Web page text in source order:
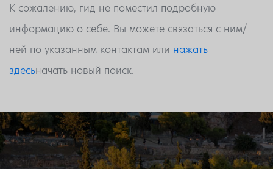
К сожалению, гид не поместил подробную
информацию о себе. Вы можете связаться с ним/
ней по указанным контактам или нажать
здесьначать новый поиск.